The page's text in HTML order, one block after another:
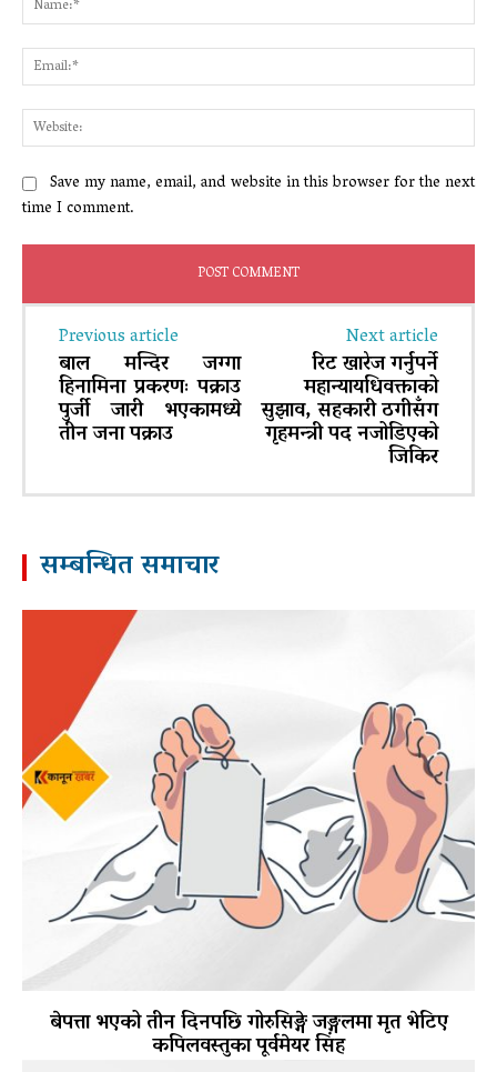
Save my name, email, and website in this browser for the next
time I comment.
Previous article
बाल मन्दिर जग्गा
हिनामिना प्रकरणः पक्राउ
पुर्जी जारी भएकामध्ये
तीन जना पक्राउ
Next article
रिट खारेज गर्नुपर्ने
महान्यायधिवक्ताको
सुझाव, सहकारी ठगीसँग
गृहमन्त्री पद नजोडिएको
जिकिर
सम्बन्धित समाचार
बेपत्ता भएको तीन दिनपछि गोरुसिङ्गे जङ्गलमा मृत भेटिए
कपिलवस्तुका पूर्वमेयर सिंह